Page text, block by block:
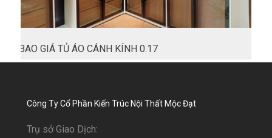
BAO GIÁ TỦ ÁO CÁNH KÍNH 0.17
Công Ty Cổ Phần Kiến Trúc Nội Thất Mộc Đạt
Trụ sở Giao Dịch: